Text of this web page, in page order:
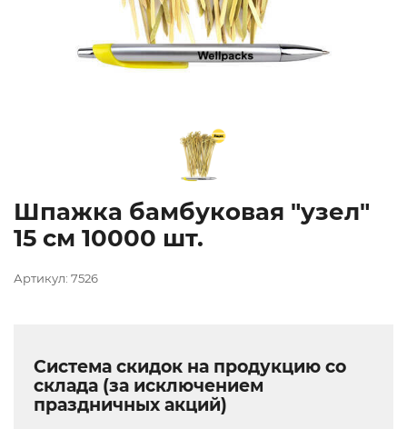
Шпажка бамбуковая "узел"
15 см 10000 шт.
Артикул: 7526
Система скидок на продукцию со
склада (за исключением
праздничных акций)